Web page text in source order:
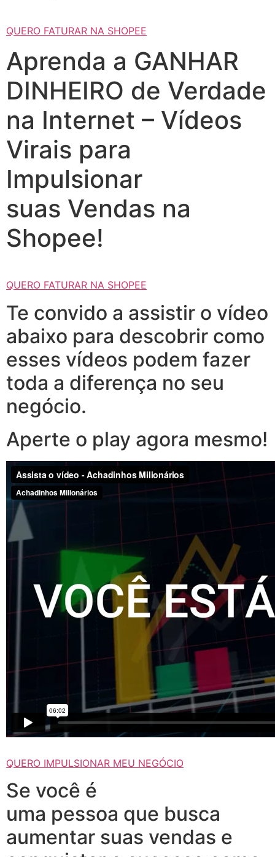
QUERO FATURAR NA SHOPEE
Aprenda a GANHAR
DINHEIRO de Verdade
na Internet – Vídeos
Virais para
Impulsionar
suas Vendas na
Shopee!
QUERO FATURAR NA SHOPEE
Te convido a assistir o vídeo
abaixo para descobrir como
esses vídeos podem fazer
toda a diferença no seu
negócio.
Aperte o play agora mesmo!
QUERO IMPULSIONAR MEU NEGÓCIO
Se você é
uma pessoa que busca
aumentar suas vendas e